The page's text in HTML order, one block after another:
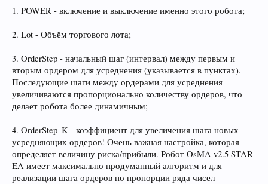
1. POWER - включение и выключение именно этого робота;
2. Lot - Объём торгового лота;
3. OrderStep - начальный шаг (интервал) между первым и
вторым ордером для усреднения (указывается в пунктах).
Последующие шаги между ордерами для усреднения
увеличиваются пропорционально количеству ордеров, что
делает робота более динамичным;
4. OrderStep_K - коэффициент для увеличения шага новых
усредняющих ордеров! Очень важная настройка, которая
определяет величину риска/прибыли. Робот OsMA v2.5 STAR
EA имеет максимально продуманный алгоритм и для
реализации шага ордеров по пропорции ряда чисел